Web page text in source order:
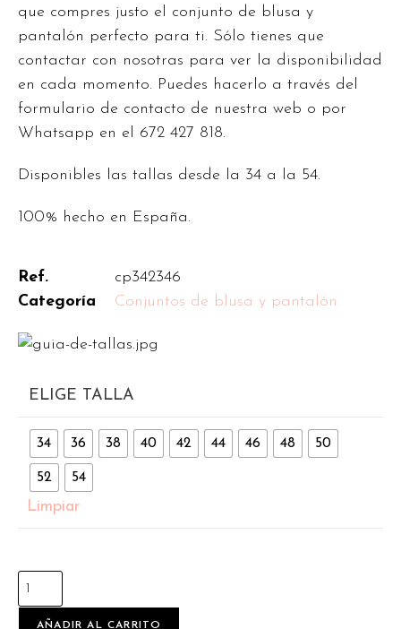
que compres justo el conjunto de blusa y
pantalón perfecto para ti. Sólo tienes que
contactar con nosotras para ver la disponibilidad
en cada momento. Puedes hacerlo a través del
formulario de contacto de nuestra web o por
Whatsapp en el 672 427 818.
Disponibles las tallas desde la 34 a la 54.
100% hecho en España.
Ref.
cp342346
Categoría
Conjuntos de blusa y pantalón
ELIGE TALLA
34 36 38 40 42 44 46 48 50
52 54
Limpiar
AÑADIR AL CARRITO